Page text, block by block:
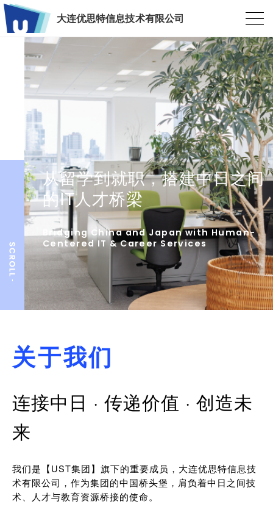
大连优思特信息技术有限公司
从留学到就职，搭建中日之间
的IT人才桥梁
Bridging China and Japan with Human-
Centered IT & Career Services
关于我们
连接中日 · 传递价值 · 创造未
来
我们是【UST集团】旗下的重要成员，大连优思特信息技
术有限公司，作为集团的中国桥头堡，肩负着中日之间技
术、人才与教育资源桥接的使命。